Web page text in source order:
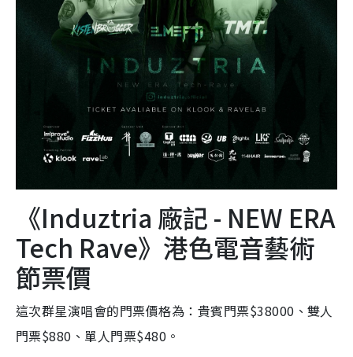
《Induztria 廠記 - NEW ERA
Tech Rave》港色電音藝術
節票價
這次群星演唱會的門票價格為：貴賓門票$38000、雙人
門票$880、單人門票$480。